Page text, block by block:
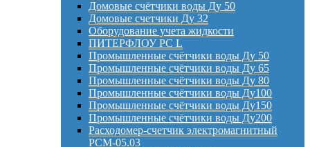
Домовые счётчики воды Ду 50
Домовые счетчики Ду 32
Оборудование учета жидкости
ПИТЕРФЛОУ РС L
Промышленные счётчики воды Ду 50
Промышленные счётчики воды Ду 65
Промышленные счётчики воды Ду 80
Промышленные счётчики воды Ду100
Промышленные счётчики воды Ду150
Промышленные счётчики воды Ду200
Расходомер-счетчик электромагнитный
РСМ-05.03